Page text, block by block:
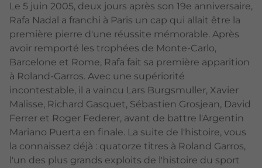
Le 5 juin 2005, deux jours après son 19e anniversaire,
Rafa Nadal a franchi à Paris un cap qui allait être la
première pierre d'une réussite mémorable. Après
avoir remporté les trophées de Monte-Carlo,
Barcelone et Rome, Rafa fait sa première apparition
à Roland-Garros. Avec une supériorité
incontestable, il a vaincu Lars Burgsmuller, Xavier
Malisse, Richard Gasquet, Sébastien Grosjean, David
Ferrer et Roger Federer, avant de battre l'Argentin
Mariano Puerta en finale. La suite de l'histoire, vous
la connaissez déjà : quatorze titres à Roland Garros,
l'un des plus grands exploits de l'histoire du sport